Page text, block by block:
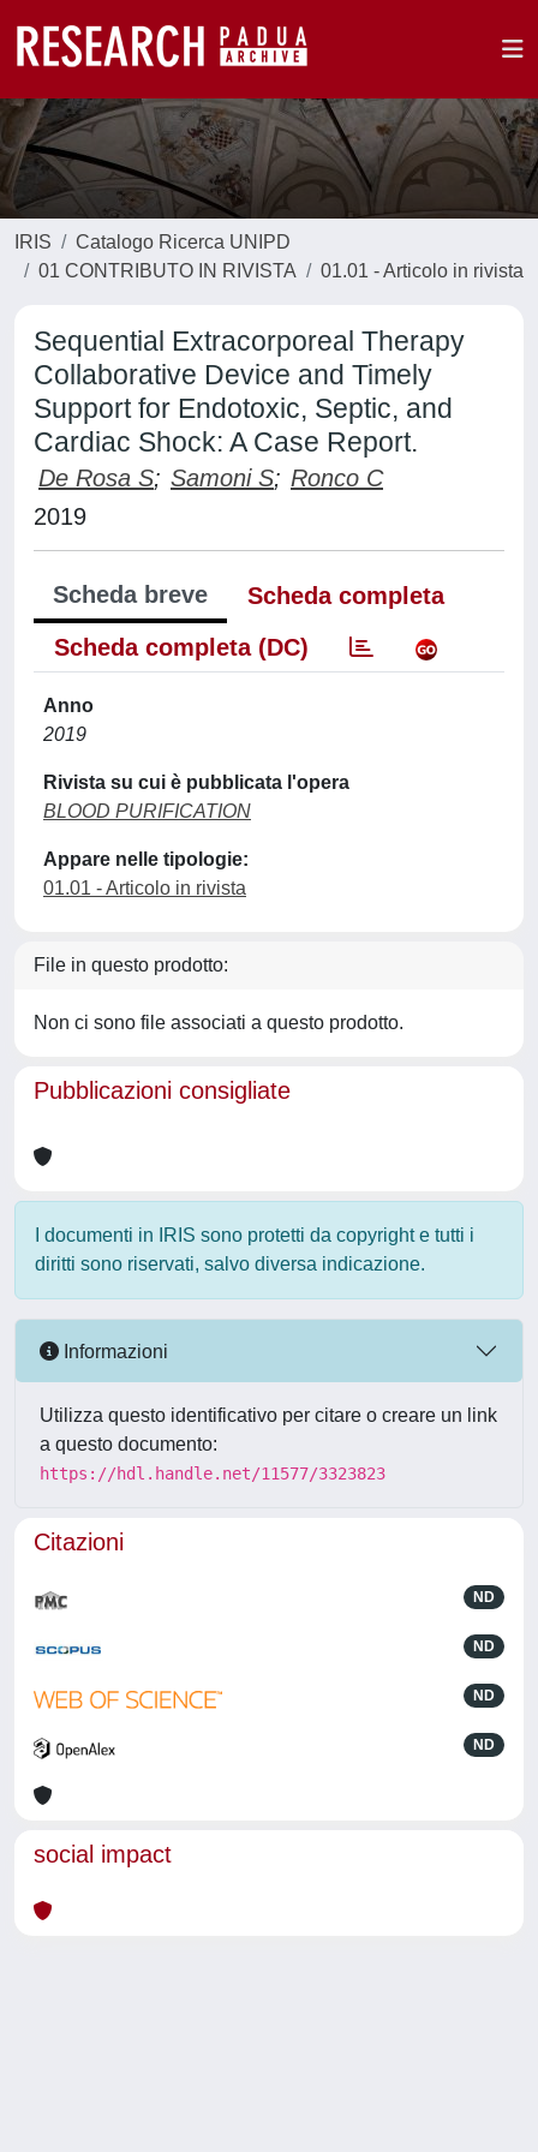
IRIS
Catalogo Ricerca UNIPD
01 CONTRIBUTO IN RIVISTA
01.01 - Articolo in rivista
Sequential Extracorporeal Therapy
Collaborative Device and Timely
Support for Endotoxic, Septic, and
Cardiac Shock: A Case Report.
De Rosa S; Samoni S; Ronco C
2019
Scheda breve
Scheda completa
Scheda completa (DC)
Anno
2019
Rivista su cui è pubblicata l'opera
BLOOD PURIFICATION
Appare nelle tipologie:
01.01 - Articolo in rivista
File in questo prodotto:
Non ci sono file associati a questo prodotto.
Pubblicazioni consigliate
I documenti in IRIS sono protetti da copyright e tutti i
diritti sono riservati, salvo diversa indicazione.
Informazioni
Utilizza questo identificativo per citare o creare un link
a questo documento:
https://hdl.handle.net/11577/3323823
Citazioni
ND
ND
ND
ND
social impact